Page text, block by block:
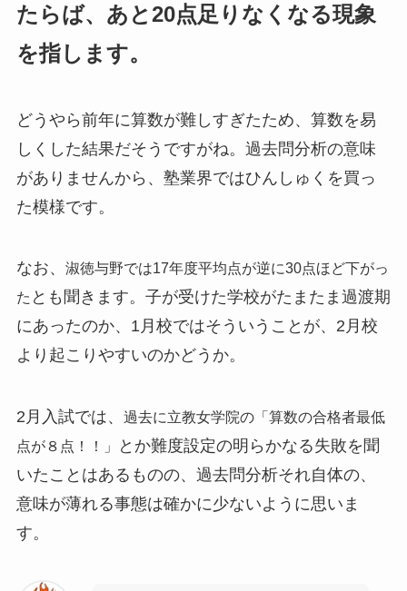
たらば、あと20点足りなくなる現象
を指します。
どうやら前年に算数が難しすぎたため、算数を易
しくした結果だそうですがね。過去問分析の意味
がありませんから、塾業界ではひんしゅくを買っ
た模様です。
なお、 淑徳与野では17年度平均点が逆に30点ほど下がっ
た とも聞きます。子が受けた学校がたまたま過渡期
にあったのか、1月校ではそういうことが、2月校
より起こりやすいのかどうか。
2月入試では、 過去に立教女学院の「算数の合格者最低
点が８点！！」
とか難度設定の明らかなる失敗を聞
いたことはあるものの、過去問分析それ自体の、
意味が薄れる事態は確かに少ないように思いま
す。